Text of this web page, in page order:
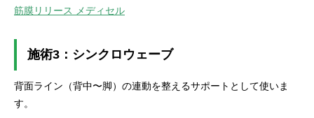
筋膜リリース メディセル
施術3：シンクロウェーブ
背面ライン（背中〜脚）の連動を整えるサポートとして使いま
す。